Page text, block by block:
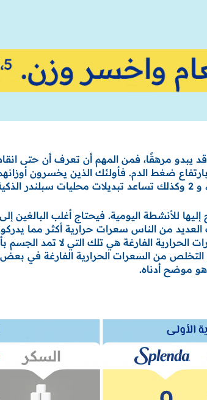
ضغط الدم. فأولئك الذين يخسرون
من الناس سعرات حرارية أكثر مما
الفارغة هي تلك التي لا تمد
من السعرات الحرارية الفارغة في
موضح أدناه.